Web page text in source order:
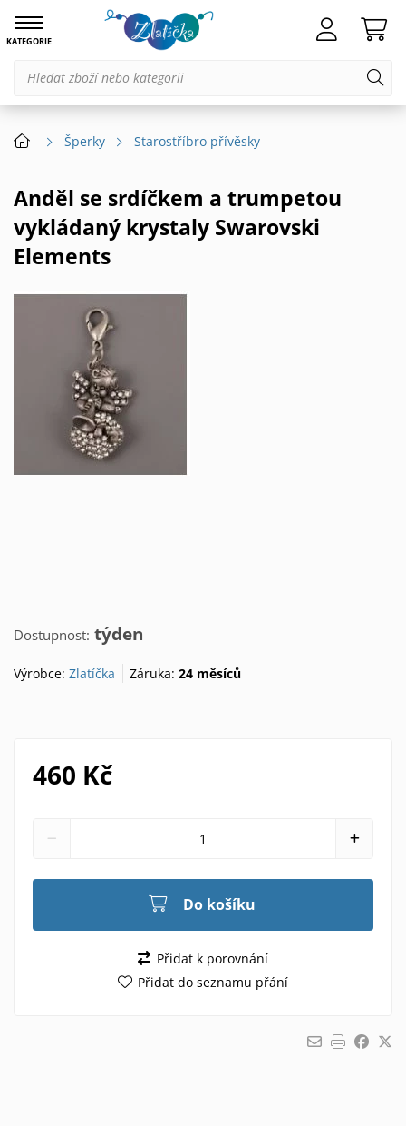
KATEGORIE
Šperky Starostříbro přívěsky
Anděl se srdíčkem a trumpetou
vykládaný krystaly Swarovski
Elements
Dostupnost: týden
Výrobce: Zlatíčka Záruka:24 měsíců
460 Kč
Do košíku
Přidat k porovnání
Přidat do seznamu přání